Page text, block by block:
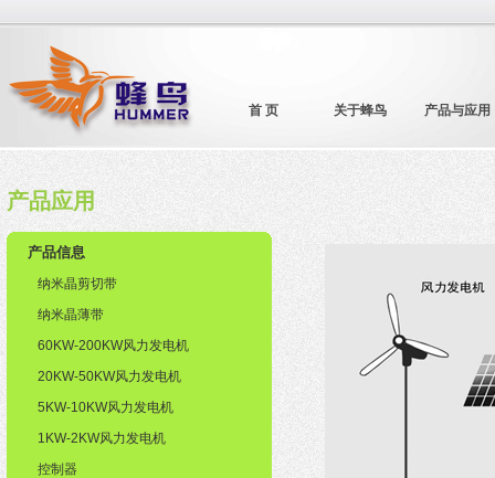
首 页 关于蜂鸟 产品与应用
产品应用
产品信息
纳米晶剪切带
纳米晶薄带
60KW-200KW风力发电机
20KW-50KW风力发电机
5KW-10KW风力发电机
1KW-2KW风力发电机
控制器